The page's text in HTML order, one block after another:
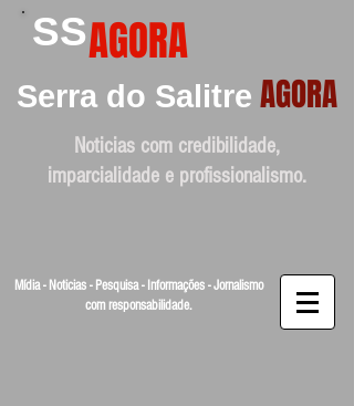
SSAGORA
Serra do Salitre AGORA
Noticias com credibilidade,
imparcialidade e profissionalismo.
Mídia - Noticias - Pesquisa - Informações - Jornalismo
com responsabilidade.